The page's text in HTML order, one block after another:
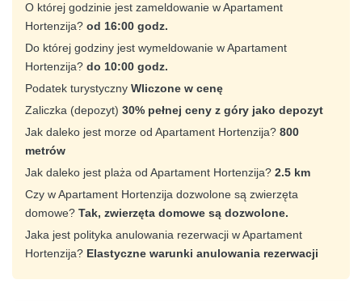
O której godzinie jest zameldowanie w Apartament
Hortenzija? od 16:00 godz.
Do której godziny jest wymeldowanie w Apartament
Hortenzija? do 10:00 godz.
Podatek turystyczny Wliczone w cenę
Zaliczka (depozyt) 30% pełnej ceny z góry jako depozyt
Jak daleko jest morze od Apartament Hortenzija? 800
metrów
Jak daleko jest plaża od Apartament Hortenzija? 2.5 km
Czy w Apartament Hortenzija dozwolone są zwierzęta
domowe? Tak, zwierzęta domowe są dozwolone.
Jaka jest polityka anulowania rezerwacji w Apartament
Hortenzija? Elastyczne warunki anulowania rezerwacji